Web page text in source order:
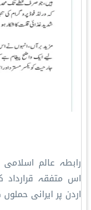
رابطہ عالم
اس متفقہ
اردن پر ایرانی